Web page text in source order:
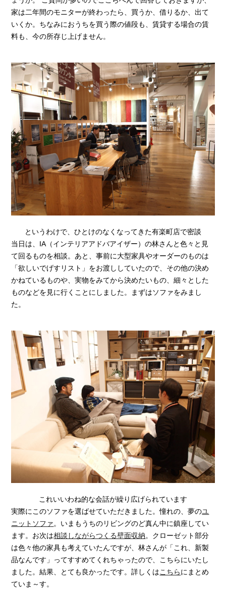
家は二年間のモニターが終わったら、買うか、借りるか、出て
いくか。ちなみにおうちを買う際の値段も、賃貸する場合の賃
料も、今の所存じ上げません。
というわけで、ひとけのなくなってきた有楽町店で密談
当日は、IA（インテリアアドバアイザー）の林さんと色々と見
て回るものを相談。あと、事前に大型家具やオーダーのものは
「欲しいでげすリスト」をお渡ししていたので、その他の決め
かねているものや、実物をみてから決めたいもの、細々とした
ものなどを見に行くことにしました。まずはソファをみまし
た。
これいいわね的な会話が繰り広げられています
実際にこのソファを選ばせていただきました。憧れの、夢のユ
ニットソファ。いまもうちのリビングのど真ん中に鎮座してい
ます。お次は相談しながらつくる壁面収納。クローゼット部分
は色々他の家具も考えていたんですが、林さんが「これ、新製
品なんです」ってすすめてくれちゃったので、こちらにいたし
ました。結果、とても良かったです。詳しくはこちらにまとめ
ていま～す。